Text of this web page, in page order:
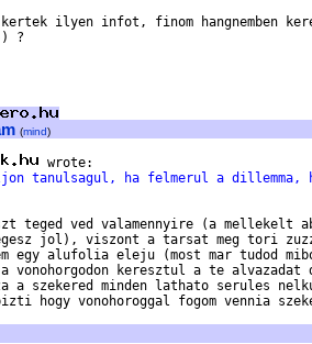
kertek ilyen infot, finom hangnemben
) ?
(mind)
tanulsagul, ha felmerul a dillemma,
teged ved valamennyire (a mellekelt
jol), viszont a tarsat meg tori
egy alufolia eleju (most mar tudod
vonohorgodon keresztul a te alvazadat
a szekered minden lathato serules
hogy vonohoroggal fogom vennia